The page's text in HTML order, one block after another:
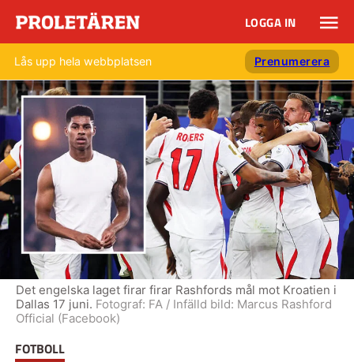
LOGGA IN
Lås upp hela webbplatsen Prenumerera
FOTBOLL
Det engelska laget firar firar Rashfords mål mot Kroatien i
Dallas 17 juni. Fotograf: FA / Infälld bild: Marcus Rashford
Official (Facebook)